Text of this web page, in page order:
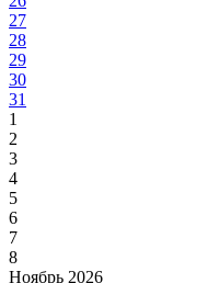
27
28
29
30
31
1
2
3
4
5
6
7
8
Ноябрь 2026